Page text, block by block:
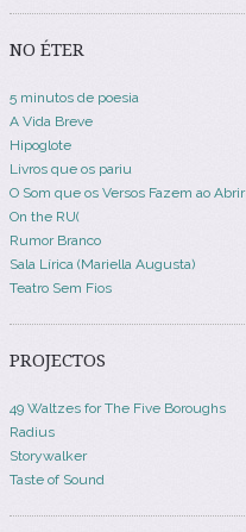
NO ÉTER
5 minutos de poesia
A Vida Breve
Hipoglote
Livros que os pariu
O Som que os Versos Fazem ao Abrir
On the RU(
Rumor Branco
Sala Lírica (Mariella Augusta)
Teatro Sem Fios
PROJECTOS
49 Waltzes for The Five Boroughs
Radius
Storywalker
Taste of Sound